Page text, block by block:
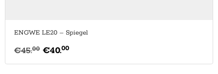
ENGWE LE20 – Spiegel
€45.00 €40.00